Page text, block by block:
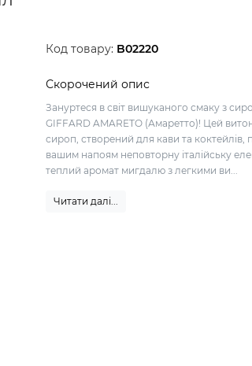
Код товару: B02220
Скорочений опис
Зануртеся в світ вишуканого смаку з
GIFFARD AMARETO (Амаретто)! Цей
сироп, створений для кави та коктейлів,
вашим напоям неповторну італійську
теплий аромат мигдалю з легкими ви...
Читати далі...